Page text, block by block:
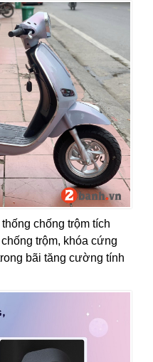
chống trộm tích
trộm, khóa cứng
bãi tăng cường tính